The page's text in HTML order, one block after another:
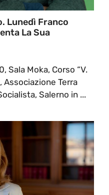
Lunedì Franco
La Sua
Sala Moka, Corso “V.
Associazione Terra
Salerno in ...